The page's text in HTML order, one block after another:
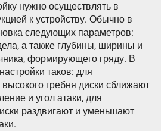
нужно осуществлять в
к устройству. Обычно в
следующих параметров:
а также глубины, ширины и
формирующего гряду. В
таков: для
гребня диски сближают
и угол атаки, для
раздвигают и уменьшают